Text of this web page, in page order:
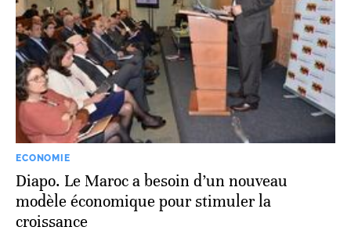
ECONOMIE
Diapo. Le Maroc a besoin d’un nouveau
modèle économique pour stimuler la
croissance